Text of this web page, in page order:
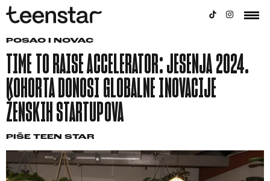
POSAO I NOVAC
TIME TO RAISE ACCELERATOR: JESENJA 2024.
KOHORTA DONOSI GLOBALNE INOVACIJE
ŽENSKIH STARTUPOVA
PIŠE TEEN STAR